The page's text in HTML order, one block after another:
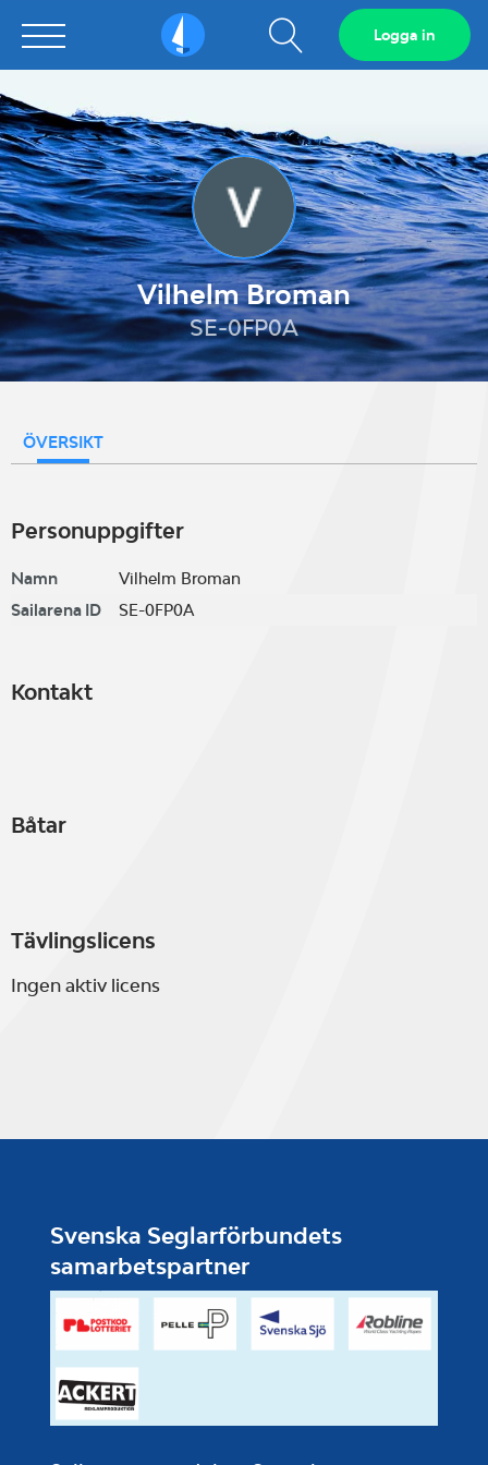
Sailarena Visa
sökfält
Logga in
Vilhelm Broman
SE-0FP0A
ÖVERSIKT
Personuppgifter
Namn
Vilhelm Broman
Sailarena ID
SE-0FP0A
Kontakt
Båtar
Tävlingslicens
Ingen aktiv licens
Svenska Seglarförbundets
samarbetspartner